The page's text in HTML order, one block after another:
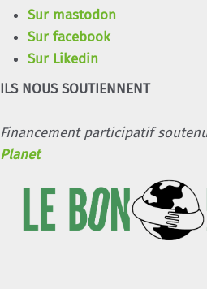
Sur mastodon
Sur facebook
Sur Likedin
ILS NOUS SOUTIENNENT
Financement participatif
Planet